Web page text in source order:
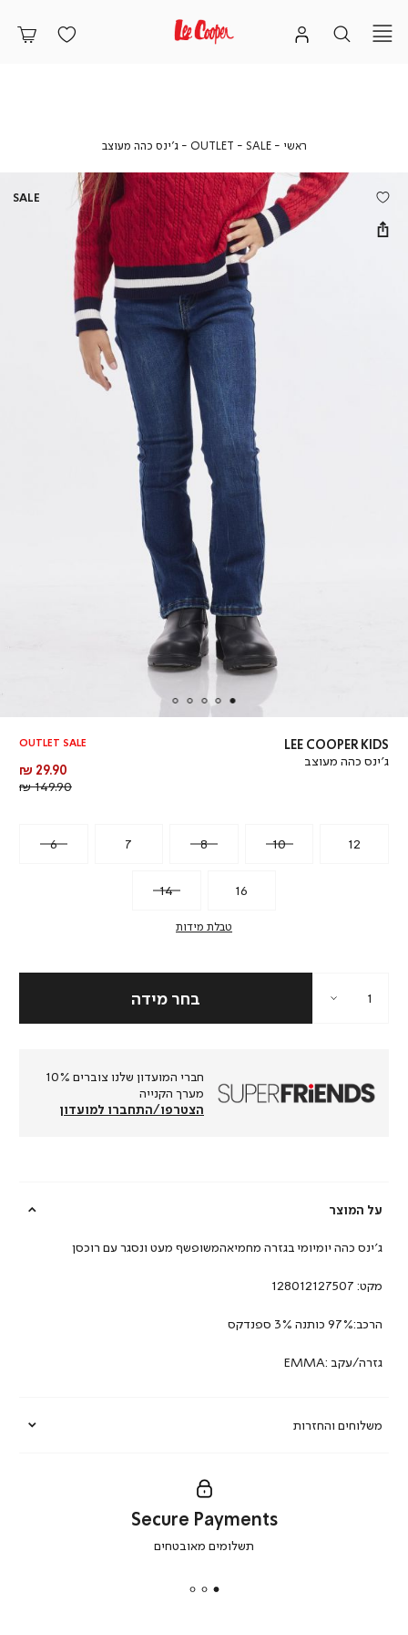
ראשי ראשי
SALE
SALE
OUTLET
OUTLET
ג’ינס כהה מעוצבג’ינס
מעוצב
LEE COOPER KIDS
ג’ינס כהה מעוצב
OUTLET SALE
מחיר
מוצר
29.90 ₪
149.90 ₪
6 7 8 10 12
14 16
טבלת מידות
חברי המועדון שלנו צוברים 10%
מערך הקנייה
הצטרפו/התחברו למועדון
על המוצר
משלוחים והחזרות
ג’ינס כהה יומיומי בגזרה מחמיאהמשופשף מעט ונסגר עם רוכסן
מקט: 128012127507
הרכב:97% כותנה 3% ספנדקס
גזרה/עקב :EMMA
secure
|
Secure Payments
תשלומים מאובטחים
SALE